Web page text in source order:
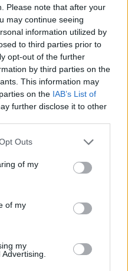
Please note that after your
may continue seeing
information utilized by
to third parties prior to
opt-out of the further
by third parties on the
This information may
on the IAB’s List of
further disclose it to other
uses one or more Google
You may click to
and its third-party tags to
purposes in below Google
Outs
of my
of my
my